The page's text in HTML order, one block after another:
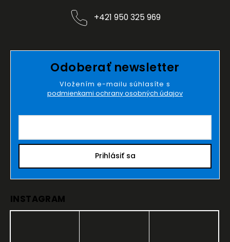
+421 950 325 969
Odoberať newsletter
Vložením e-mailu súhlasíte s
podmienkami ochrany osobných údajov
Prihlásiť sa
INSTAGRAM